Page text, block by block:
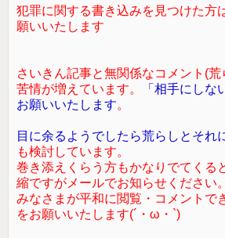
犯罪に関する書き込みを見つけた方
願いいたします
さいきん記事と無関係なコメント(荒
苦情が増えています。
「相手にしな
お願いいたします。
目に余るようでしたら荒らしとそれ
も検討しています。
巻き添えくらう方もかなりでてくる
縮ですがメールでお知らせください。
みなさまが平和に閲覧・コメントで
をお願いいたします(´・ω・`)